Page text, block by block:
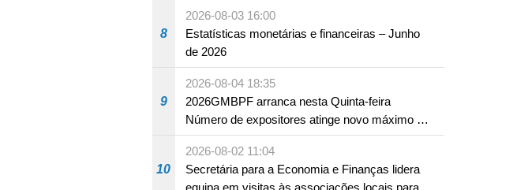
8
2026-08-03 16:00
Estatísticas monetárias e financeiras – Junho
de 2026
9
2026-08-04 18:35
2026GMBPF arranca nesta Quinta-feira
Número de expositores atinge novo máximo em
18 anos
10
2026-08-02 11:04
Secretária para a Economia e Finanças lidera